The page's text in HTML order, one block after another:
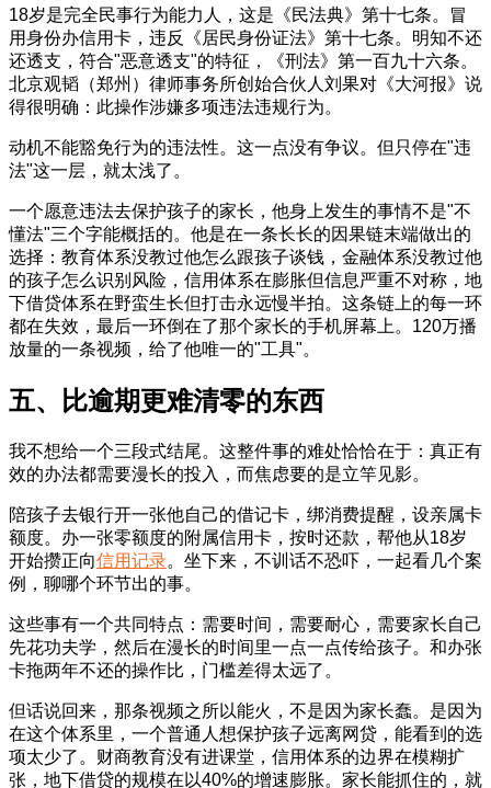
18岁是完全民事行为能力人，这是《民法典》第十七条。冒
用身份办信用卡，违反《居民身份证法》第十七条。明知不还
还透支，符合"恶意透支"的特征，《刑法》第一百九十六条。
北京观韬（郑州）律师事务所创始合伙人刘果对《大河报》说
得很明确：此操作涉嫌多项违法违规行为。
动机不能豁免行为的违法性。这一点没有争议。但只停在"违
法"这一层，就太浅了。
一个愿意违法去保护孩子的家长，他身上发生的事情不是"不
懂法"三个字能概括的。他是在一条长长的因果链末端做出的
选择：教育体系没教过他怎么跟孩子谈钱，金融体系没教过他
的孩子怎么识别风险，信用体系在膨胀但信息严重不对称，地
下借贷体系在野蛮生长但打击永远慢半拍。这条链上的每一环
都在失效，最后一环倒在了那个家长的手机屏幕上。120万播
放量的一条视频，给了他唯一的"工具"。
五、比逾期更难清零的东西
我不想给一个三段式结尾。这整件事的难处恰恰在于：真正有
效的办法都需要漫长的投入，而焦虑要的是立竿见影。
陪孩子去银行开一张他自己的借记卡，绑消费提醒，设亲属卡
额度。办一张零额度的附属信用卡，按时还款，帮他从18岁
开始攒正向信用记录。坐下来，不训话不恐吓，一起看几个案
例，聊哪个环节出的事。
这些事有一个共同特点：需要时间，需要耐心，需要家长自己
先花功夫学，然后在漫长的时间里一点一点传给孩子。和办张
卡拖两年不还的操作比，门槛差得太远了。
但话说回来，那条视频之所以能火，不是因为家长蠢。是因为
在这个体系里，一个普通人想保护孩子远离网贷，能看到的选
项太少了。财商教育没有进课堂，信用体系的边界在模糊扩
张，地下借贷的规模在以40%的增速膨胀。家长能抓住的，就